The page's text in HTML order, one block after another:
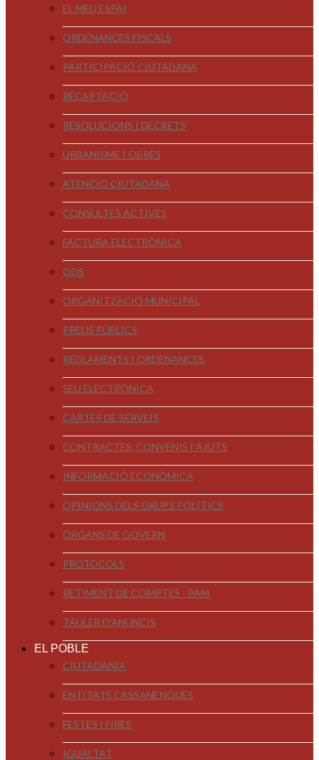
EL MEU ESPAI
ORDENANCES FISCALS
PARTICIPACIÓ CIUTADANA
RECAPTACIÓ
RESOLUCIONS I DECRETS
URBANISME I OBRES
ATENCIÓ CIUTADANA
CONSULTES ACTIVES
FACTURA ELECTRÒNICA
ODS
ORGANITZACIÓ MUNICIPAL
PREUS PÚBLICS
REGLAMENTS I ORDENANCES
SEU ELECTRÒNICA
CARTES DE SERVEIS
CONTRACTES, CONVENIS I AJUTS
INFORMACIÓ ECONÒMICA
OPINIONS DELS GRUPS POLÍTICS
ÒRGANS DE GOVERN
PROTOCOLS
RETIMENT DE COMPTES - PAM
TAULER D'ANUNCIS
EL POBLE
CIUTADANIA
ENTITATS CASSANENQUES
FESTES I FIRES
IGUALTAT